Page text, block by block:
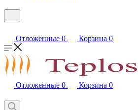
Отложенные 0 Корзина 0
Отложенные 0 Корзина 0